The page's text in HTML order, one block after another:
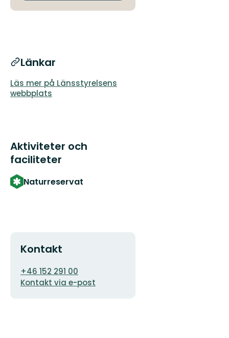
Länkar
Läs mer på Länsstyrelsens
webbplats
Aktiviteter och
faciliteter
Naturreservat
Kontakt
E-
postadress
+46 152 291 00
Kontakt via e-post